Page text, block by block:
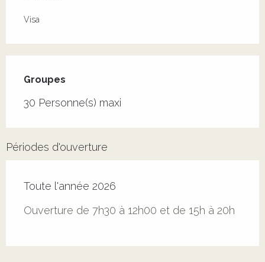
Visa
Groupes
Groupes
30 Personne(s) maxi
Périodes d'ouverture
Toute l'année 2026
Ouverture de 7h30 à 12h00 et de 15h à 20h